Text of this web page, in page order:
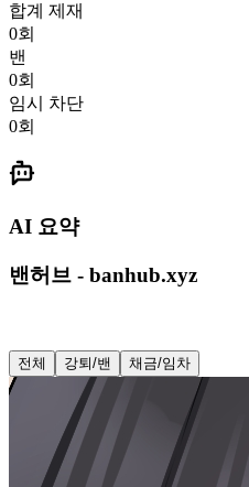
합계 제재
0회
밴
0회
임시 차단
0회
AI 요약
밴허브 - banhub.xyz
전체 강퇴/밴 채금/임차